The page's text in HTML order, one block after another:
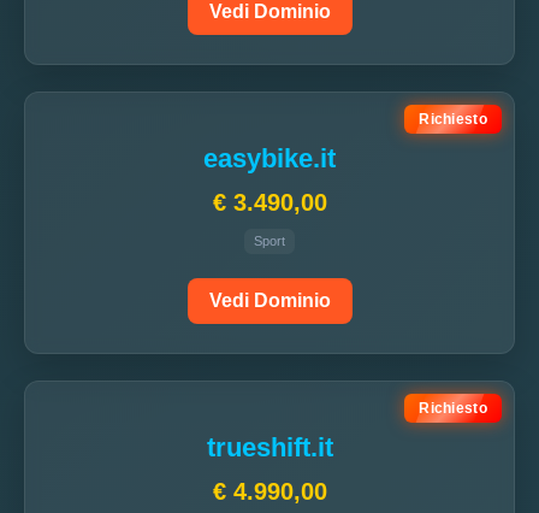
Vedi Dominio
Richiesto
easybike.it
€ 3.490,00
Sport
Vedi Dominio
Richiesto
trueshift.it
€ 4.990,00